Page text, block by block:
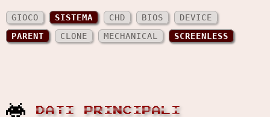
GIOCO SISTEMA CHD BIOS
DEVICE
PARENT
CLONE MECHANICAL SCREENLESS
DATI PRINCIPALI